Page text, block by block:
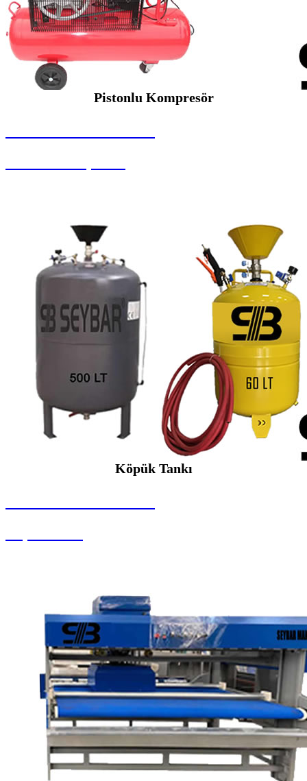
Pistonlu Kompresör
Köpük Tankı